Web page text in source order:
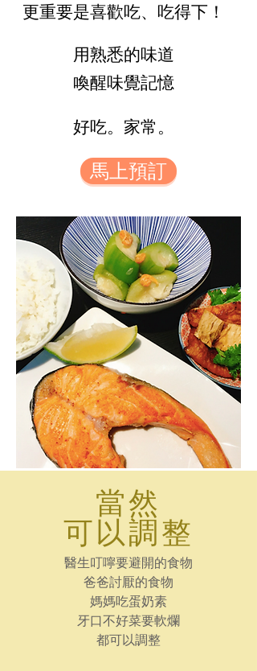
更重要是喜歡吃、吃得下！
用熟悉的味道
喚醒味覺記憶
好吃。家常。
馬上預訂
當然
可以調整
​醫生叮嚀要避開的食物
爸爸討厭的食物
媽媽吃蛋奶素
​牙口不好菜要軟爛
都可以調整